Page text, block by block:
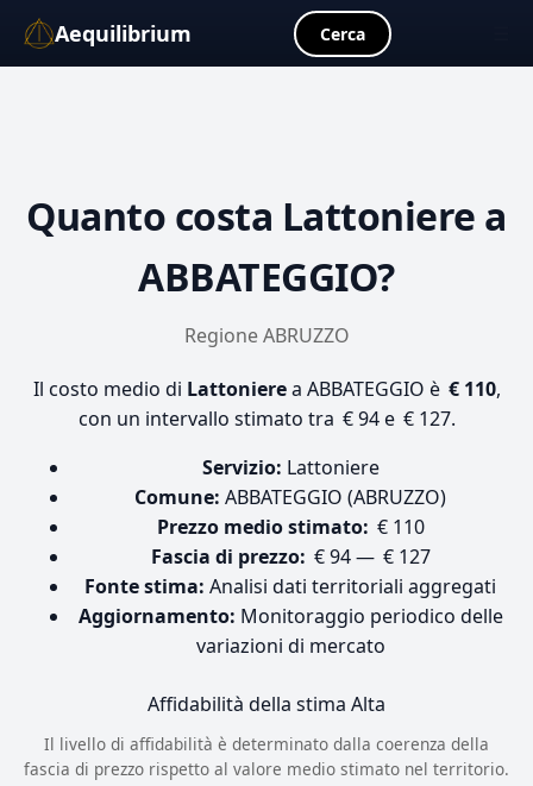
Aequilibrium Cerca
Quanto costa Lattoniere a
ABBATEGGIO?
Regione ABRUZZO
Il costo medio di Lattonierea ABBATEGGIO è € 110,
con un intervallo stimato tra € 94 e € 127.
Servizio: Lattoniere
Comune: ABBATEGGIO (ABRUZZO)
Prezzo medio stimato: € 110
Fascia di prezzo: € 94 — € 127
Fonte stima: Analisi dati territoriali aggregati
Aggiornamento: Monitoraggio periodico delle
variazioni di mercato
Affidabilità della stima Alta
Il livello di affidabilità è determinato dalla coerenza della
fascia di prezzo rispetto al valore medio stimato nel territorio.